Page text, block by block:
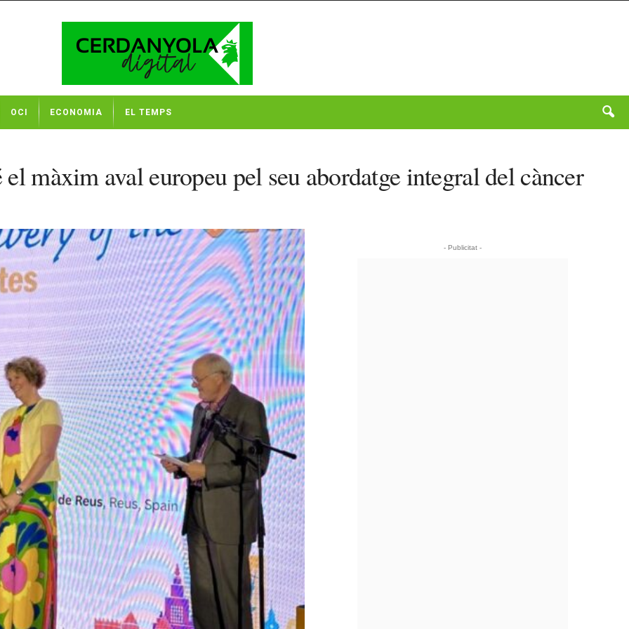
OCI ECONOMIA EL TEMPS
màxim aval europeu pel seu abordatge integral del càncer
- Publicitat -